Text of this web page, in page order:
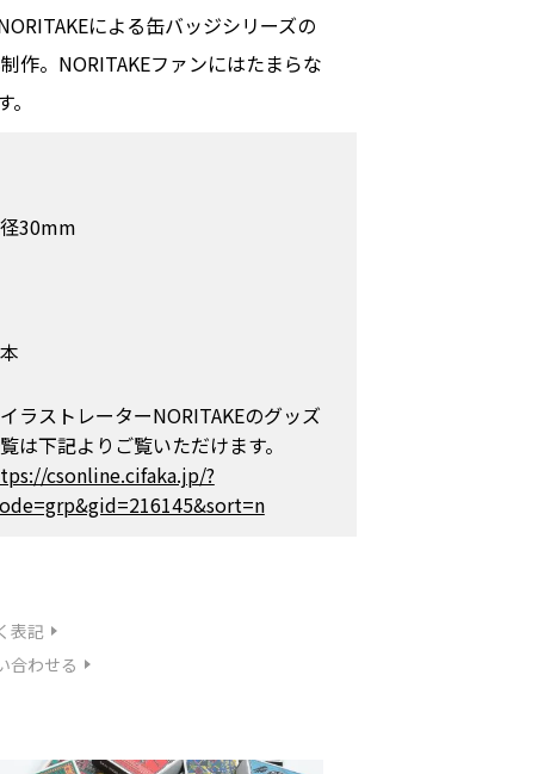
による缶バッジシリーズの
作。NORITAKEファンにはたまらな
30mm
ラストレーターNORITAKEのグッズ
は下記よりご覧いただけます。
csonline.cifaka.jp/?
表記
合わせる